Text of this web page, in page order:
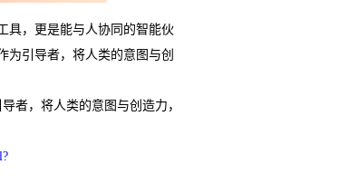
具，更是能与人协同的智能伙
引导者，将人类的意图与创
者，将人类的意图与创造力，